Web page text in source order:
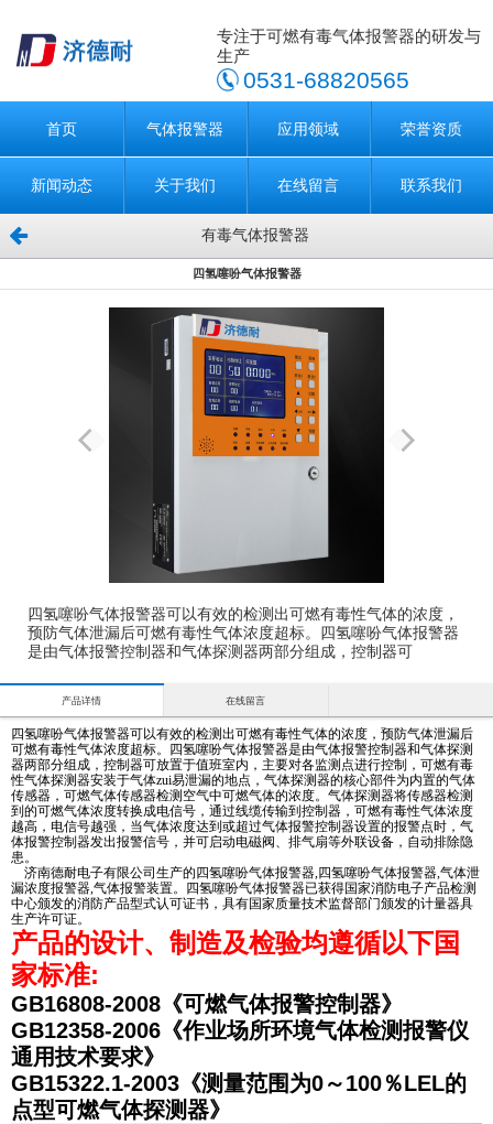
专注于可燃有毒气体报警器的研发与
生产
0531-68820565
首页 气体报警器 应用领域 荣誉资质
新闻动态 关于我们 在线留言 联系我们
有毒气体报警器
四氢噻吩气体报警器
四氢噻吩气体报警器可以有效的检测出可燃有毒性气体的浓度，
预防气体泄漏后可燃有毒性气体浓度超标。四氢噻吩气体报警器
是由气体报警控制器和气体探测器两部分组成，控制器可
产品详情 在线留言
四氢噻吩气体报警器可以有效的检测出可燃有毒性气体的浓度，预防气体泄漏后
可燃有毒性气体浓度超标。四氢噻吩气体报警器是由气体报警控制器和气体探测
器两部分组成，控制器可放置于值班室内，主要对各监测点进行控制，可燃有毒
性气体探测器安装于气体zui易泄漏的地点，气体探测器的核心部件为内置的气体
传感器，可燃气体传感器检测空气中可燃气体的浓度。气体探测器将传感器检测
到的可燃气体浓度转换成电信号，通过线缆传输到控制器，可燃有毒性气体浓度
越高，电信号越强，当气体浓度达到或超过气体报警控制器设置的报警点时，气
体报警控制器发出报警信号，并可启动电磁阀、排气扇等外联设备，自动排除隐
患。
济南德耐电子有限公司生产的四氢噻吩气体报警器,四氢噻吩气体报警器,气体泄
漏浓度报警器,气体报警装置。四氢噻吩气体报警器已获得国家消防电子产品检测
中心颁发的消防产品型式认可证书，具有国家质量技术监督部门颁发的计量器具
生产许可证。
产品的设计、制造及检验均遵循以下国
家标准:
GB16808-2008《可燃气体报警控制器》
GB12358-2006《作业场所环境气体检测报警仪
通用技术要求》
GB15322.1-2003《测量范围为0～100％LEL的
点型可燃气体探测器》